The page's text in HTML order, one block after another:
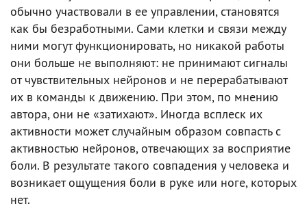
обычно участвовали в ее управлении, становятся
как бы безработными. Сами клетки и связи между
ними могут функционировать, но никакой работы
они больше не выполняют: не принимают сигналы
от чувствительных нейронов и не перерабатывают
их в команды к движению. При этом, по мнению
автора, они не «затихают». Иногда всплеск их
активности может случайным образом совпасть с
активностью нейронов, отвечающих за восприятие
боли. В результате такого совпадения у человека и
возникает ощущения боли в руке или ноге, которых
нет.